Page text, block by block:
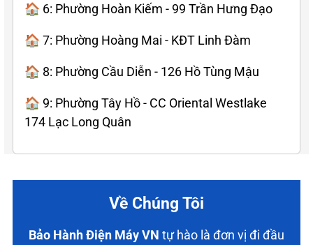
🏠 6: Phường Hoàn Kiếm - 99 Trần Hưng Đạo
🏠 7: Phường Hoàng Mai - KĐT Linh Đàm
🏠 8: Phường Cầu Diễn - 126 Hồ Tùng Mậu
🏠 9: Phường Tây Hồ - CC Oriental Westlake
174 Lạc Long Quân
Về Chúng Tôi
Bảo Hành Điện Máy VN tự hào là đơn vị đi đầu